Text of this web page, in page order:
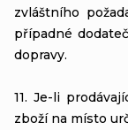
zvláštního
případné
dopravy.
11. Je-li
zboží na místo